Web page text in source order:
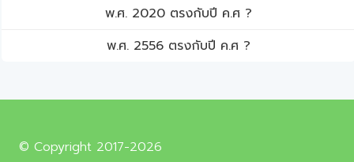
พ.ศ. 2020 ตรงกับปี ค.ศ ?
พ.ศ. 2556 ตรงกับปี ค.ศ ?
© Copyright 2017-2026